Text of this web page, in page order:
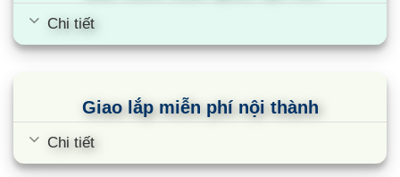
Loa Tháp Samsung MX-T70/XV
Chi tiết
Giao lắp miễn phí nội thành
Chi tiết